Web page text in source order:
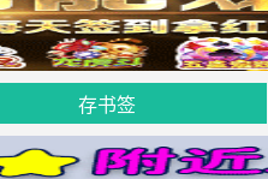
存书签